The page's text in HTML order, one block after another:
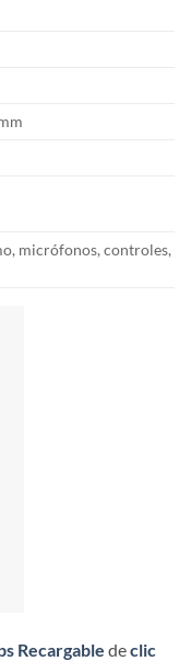
micrófonos, controles,
Recargable declic